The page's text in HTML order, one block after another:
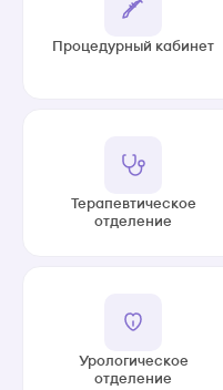
Процедурный кабинет
Терапевтическое
отделение
Урологическое
отделение